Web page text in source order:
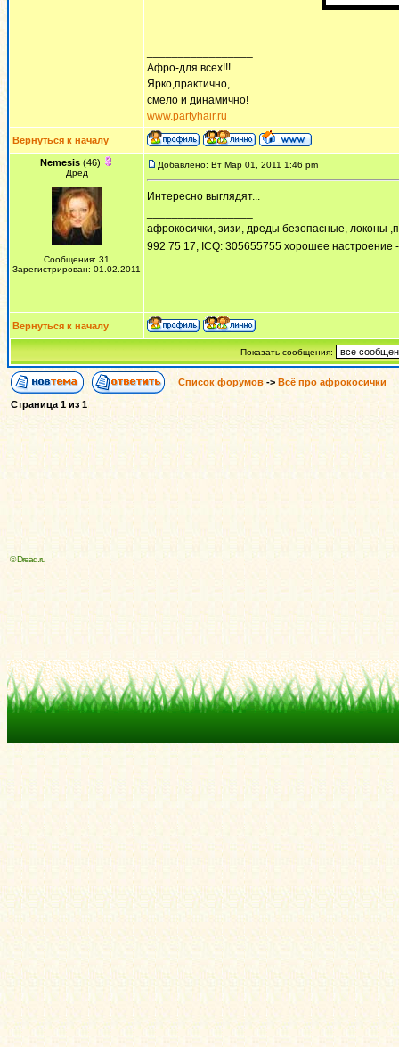
Афро-для всех!!!
Ярко,практично,
смело и динамично!
www.partyhair.ru
Вернуться к началу
Nemesis (46)
Дред
Сообщения: 31
Зарегистрирован: 01.02.2011
Добавлено: Вт Мар 01, 2011 1:46 pm
Интересно выглядят...
афрокосички, зизи, дреды безопасные, локоны
992 75 17, ICQ: 305655755 хорошее настроение
Вернуться к началу
Показать сообщения:
Список форумов -> Всё про афрокосички
Страница 1из 1
© Dread.ru